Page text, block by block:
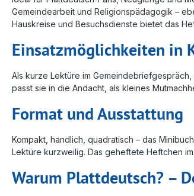
Gemeindearbeit und Religionspädagogik –
Hauskreise und Besuchsdienste bietet das
Einsatzmöglichkeiten in
Als kurze Lektüre im
passt sie in die Andacht, als kleines
Format und Ausstattung
Kompakt, handlich, quadratisch – das
Lektüre kurzweilig. Das geheftete Heftchen
Warum Plattdeutsch? –